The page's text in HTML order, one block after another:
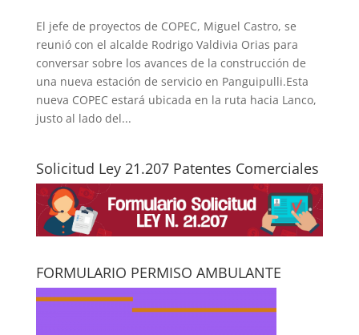
El jefe de proyectos de COPEC, Miguel Castro, se
reunió con el alcalde Rodrigo Valdivia Orias para
conversar sobre los avances de la construcción de
una nueva estación de servicio en Panguipulli.Esta
nueva COPEC estará ubicada en la ruta hacia Lanco,
justo al lado del...
Solicitud Ley 21.207 Patentes Comerciales
FORMULARIO PERMISO AMBULANTE